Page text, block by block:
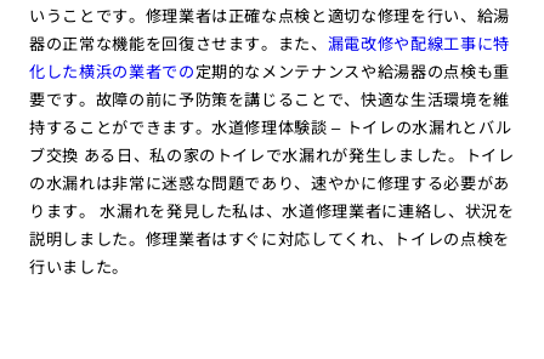
いうことです。修理業者は正確な点検と適切な修理を行い、給湯
器の正常な機能を回復させます。また、 漏電改修や配線工事に特
化した横浜の業者での定期的なメンテナンスや給湯器の点検も重
要です。故障の前に予防策を講じることで、快適な生活環境を維
持することができます。水道修理体験談 – トイレの水漏れとバル
ブ交換 ある日、私の家のトイレで水漏れが発生しました。トイレ
の水漏れは非常に迷惑な問題であり、速やかに修理する必要があ
ります。 水漏れを発見した私は、水道修理業者に連絡し、状況を
説明しました。修理業者はすぐに対応してくれ、トイレの点検を
行いました。